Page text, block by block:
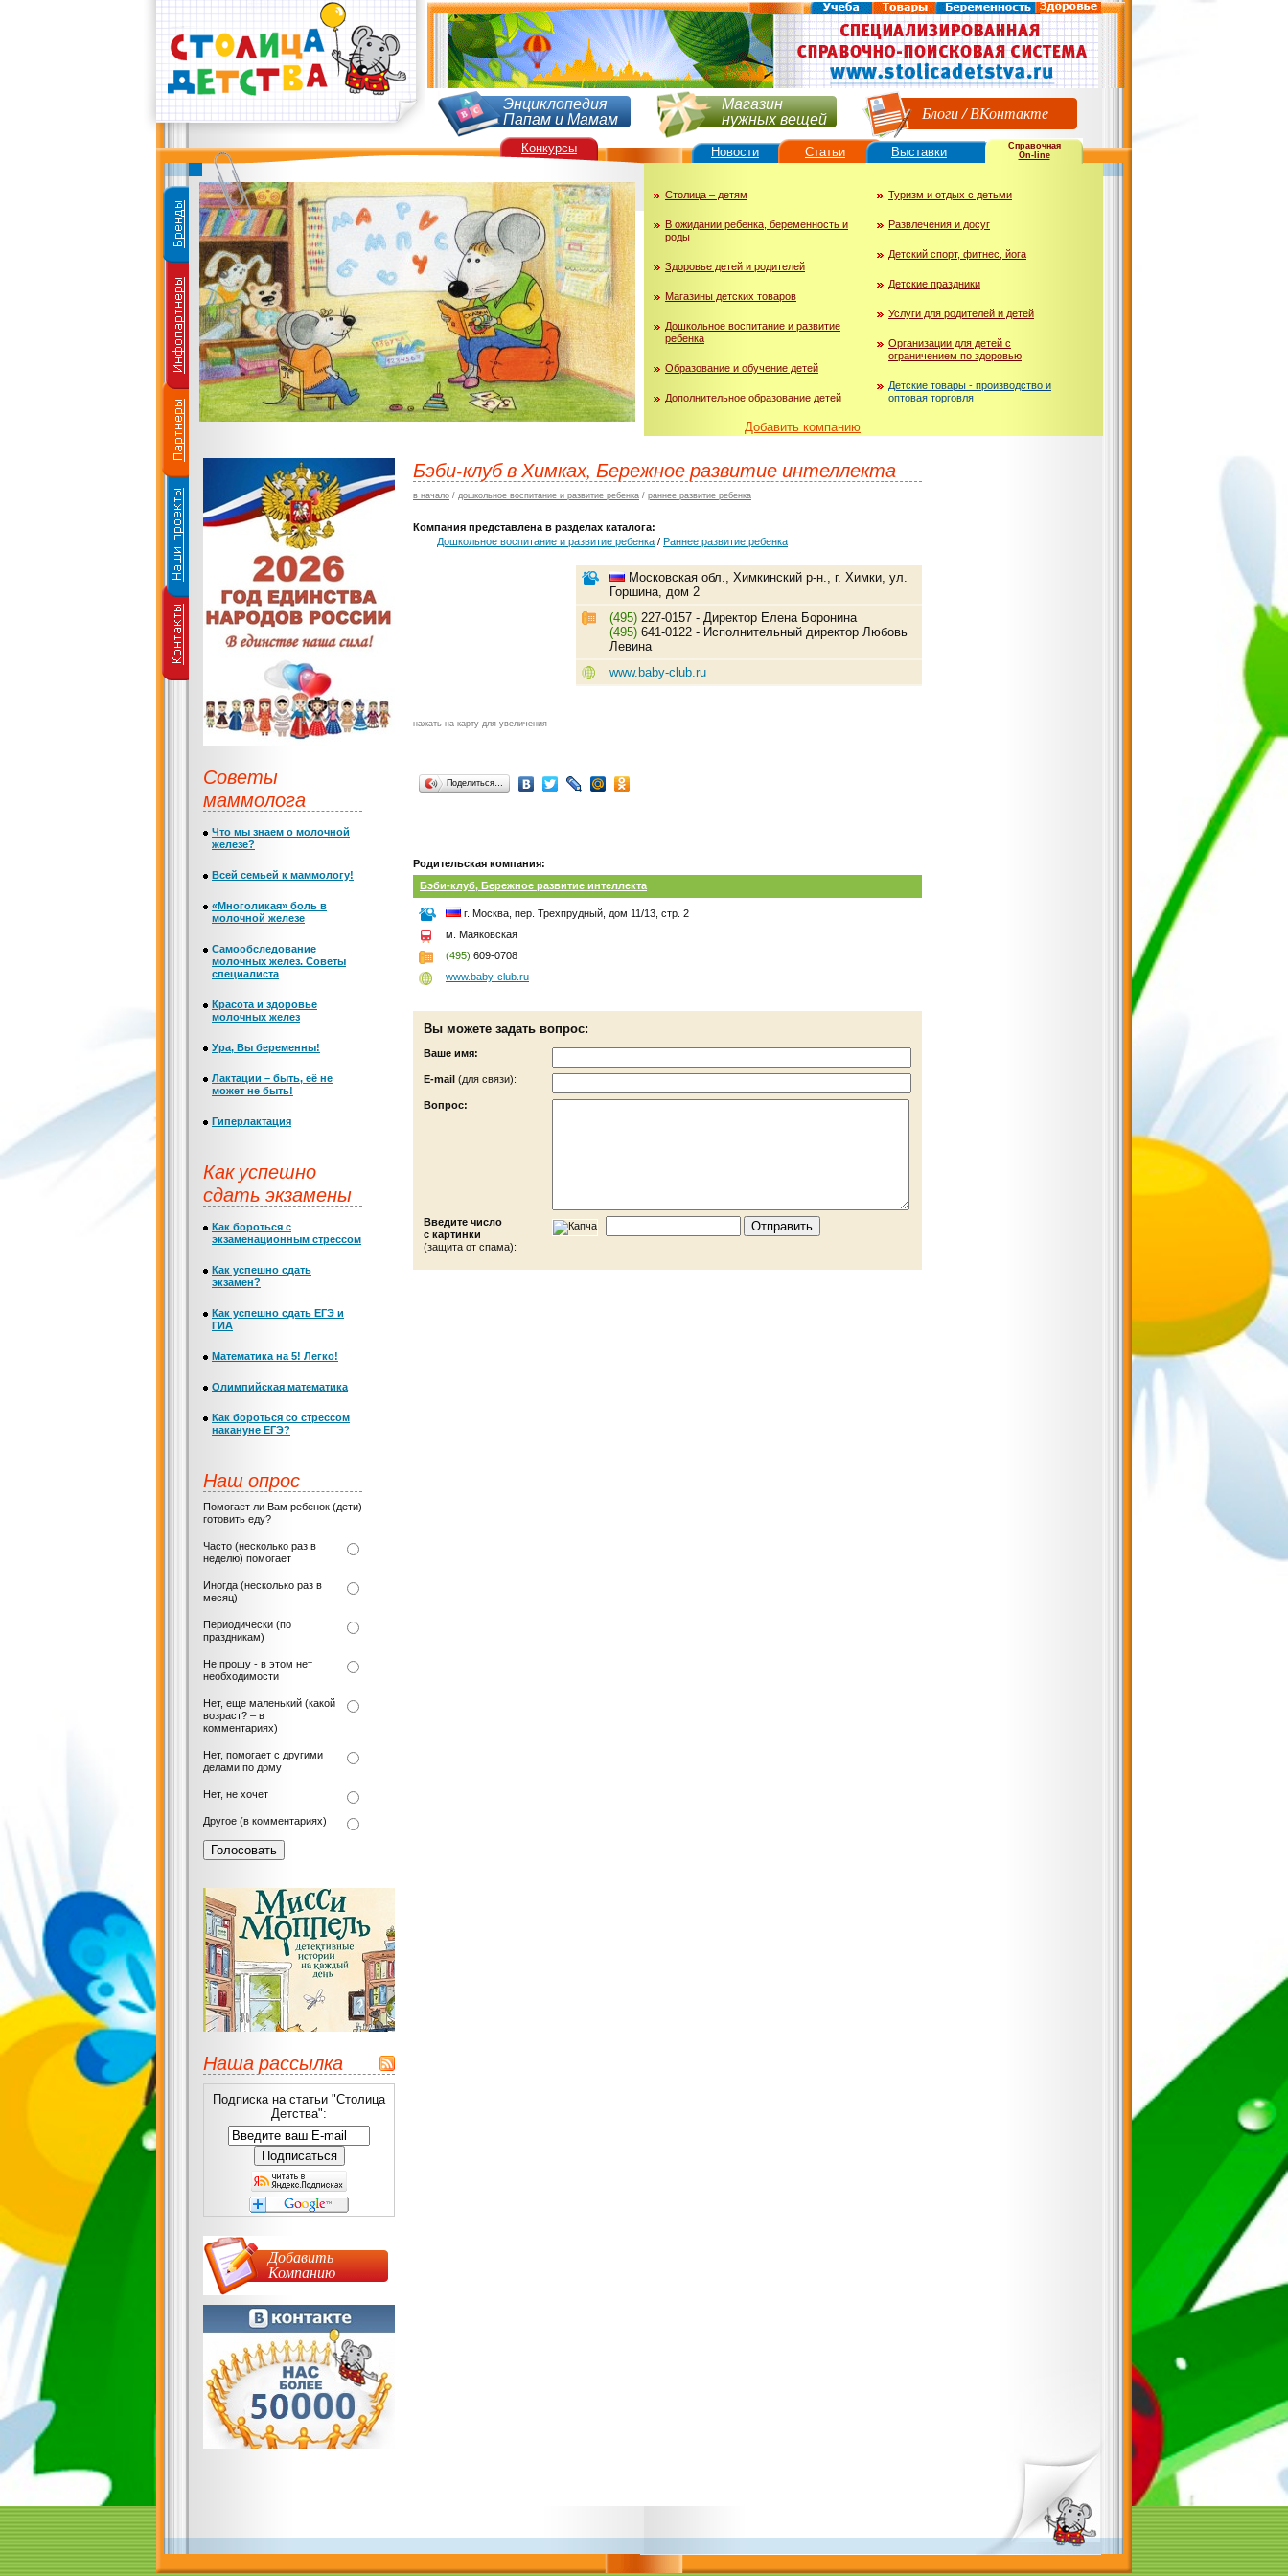
Энциклопедия
Папам и Мамам
Магазин
нужных вещей Блоги/ВКонтакте
Столица – детям
В ожидании ребенка, беременность и
роды
Здоровье детей и родителей
Магазины детских товаров
Дошкольное воспитание и развитие
ребенка
Образование и обучение детей
Дополнительное образование детей
Туризм и отдых с детьми
Развлечения и досуг
Детский спорт, фитнес, йога
Детские праздники
Услуги для родителей и детей
Организации для детей с
ограничением по здоровью
Детские товары - производство и
оптовая торговля
Добавить компанию
Справочная
On-line
Бэби-клуб в Химках, Бережное развитие интеллекта
в начало / дошкольное воспитание и развитие ребенка / раннее развитие ребенка
Компания представлена в разделах каталога:
Дошкольное воспитание и развитие ребенка / Раннее развитие ребенка
нажать на карту для увеличения
Московская обл., Химкинский р-н., г. Химки, ул.
Горшина, дом 2
(495) 227-0157 - Директор Елена Боронина
(495) 641-0122 - Исполнительный директор Любовь
Левина
www.baby-club.ru
Поделиться…
Родительская компания:
Бэби-клуб, Бережное развитие интеллекта
г. Москва, пер. Трехпрудный, дом 11/13, стр. 2
м. Маяковская
(495) 609-0708
www.baby-club.ru
Вы можете задать вопрос:
Ваше имя:
Е-mail (для связи):
Вопрос:
Введите число
с картинки
(защита от спама):
Советы
маммолога
Что мы знаем о молочной
железе?
Всей семьей к маммологу!
«Многоликая» боль в
молочной железе
Самообследование
молочных желез. Советы
специалиста
Красота и здоровье
молочных желез
Ура, Вы беременны!
Лактации – быть, её не
может не быть!
Гиперлактация
Как успешно
сдать экзамены
Как бороться с
экзаменационным стрессом
Как успешно сдать
экзамен?
Как успешно сдать ЕГЭ и
ГИА
Математика на 5! Легко!
Олимпийская математика
Как бороться со стрессом
накануне ЕГЭ?
Наш опрос
Помогает ли Вам ребенок (дети)
готовить еду?
Часто (несколько раз в
неделю) помогает
Иногда (несколько раз в
месяц)
Периодически (по
праздникам)
Не прошу - в этом нет
необходимости
Нет, еще маленький (какой
возраст? – в
комментариях)
Нет, помогает с другими
делами по дому
Нет, не хочет
Другое (в комментариях)
Наша рассылка
Подписка на статьи "Столица
Детства":
Добавить
Компанию
Конкурсы Новости Статьи Выставки